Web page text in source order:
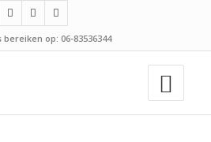
bereiken op: 06-83536344